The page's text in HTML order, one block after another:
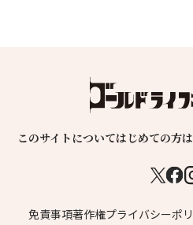
このサイトについてはじめての方
免責事項著作権プライバシーポ